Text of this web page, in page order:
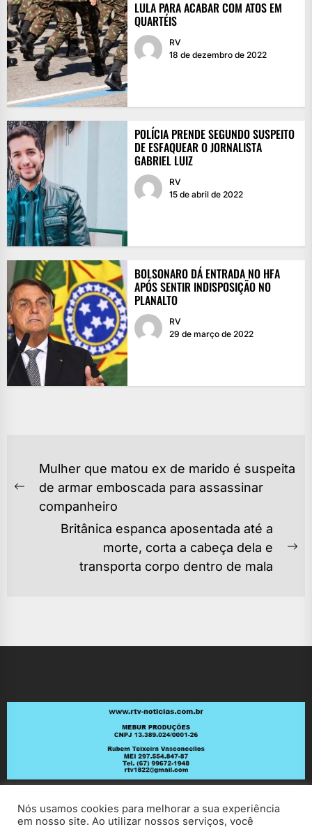
LULA PARA ACABAR COM ATOS EM
QUARTÉIS
RV
18 de dezembro de 2022
POLÍCIA PRENDE SEGUNDO SUSPEITO
DE ESFAQUEAR O JORNALISTA
GABRIEL LUIZ
RV
15 de abril de 2022
BOLSONARO DÁ ENTRADA NO HFA
APÓS SENTIR INDISPOSIÇÃO NO
PLANALTO
RV
29 de março de 2022
NAVEGAÇÃO
DE
POST
Previous
post:
Mulher que matou ex de marido é suspeita
de armar emboscada para assassinar
companheiro
Britânica espanca aposentada até a
morte, corta a cabeça dela e
transporta corpo dentro de mala
Nós usamos cookies para melhorar a sua experiência
em nosso site. Ao utilizar nossos serviços, você